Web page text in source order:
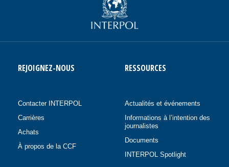
REJOIGNEZ-NOUS
Contacter INTERPOL
Carrières
Achats
À propos de la CCF
RESSOURCES
Actualités et événements
Informations à l’intention des
journalistes
Documents
INTERPOL Spotlight